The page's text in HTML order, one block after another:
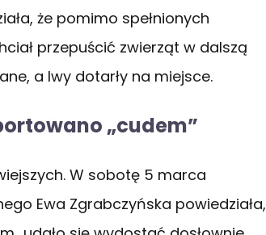
że pomimo spełnionych
przepuścić zwierząt w dalszą
a lwy dotarły na miejsce.
„cudem”
W sobotę 5 marca
Ewa Zgrabczyńska powiedziała,